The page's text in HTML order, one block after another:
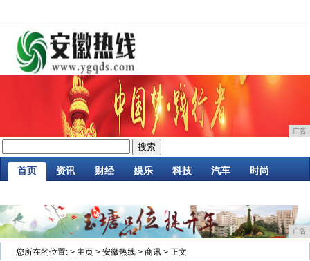
广告
首页 资讯 财经 娱乐 科技 汽车 时尚
广告
您所在的位置: > 主页 > 安徽热线 > 商讯 > 正文